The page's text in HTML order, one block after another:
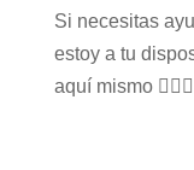
Si necesitas
estoy a tu
aquí mismo